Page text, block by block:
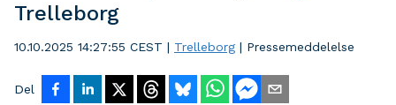
Trelleborg
10.10.2025 14:27:55 CEST | Trelleborg | Pressemeddelelse
Del